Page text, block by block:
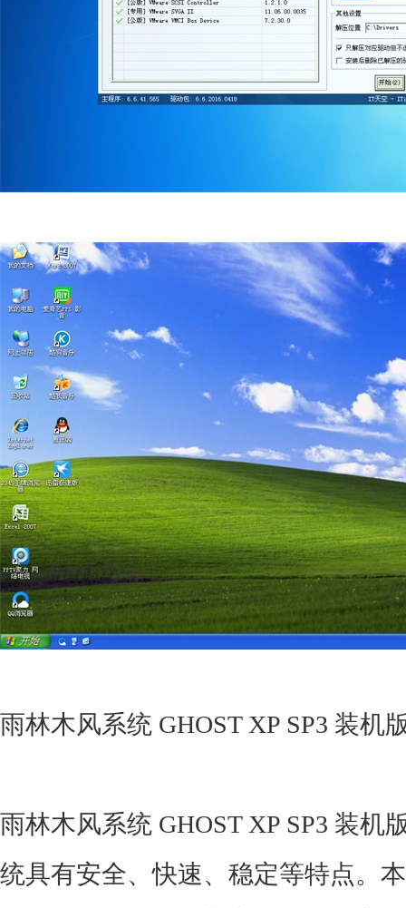
雨林木风系统 GHOST XP SP3 装机
雨林木风系统 GHOST XP SP3 装机
统具有安全、快速、稳定等特点。